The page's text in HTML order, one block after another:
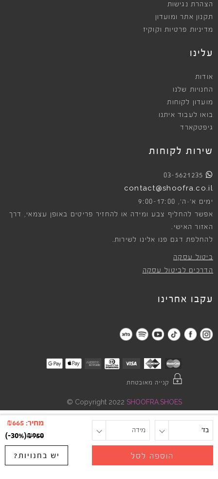
בז' מידה
מחיר: ₪665
₪950
(
-30%
)
הוספה לסל יש בחנויות?
הצהרת נגישות
תקנון אתר ומועדון
מדיניות פרטיות וקוקיז
עלינו
אודות
החנויות שלנו
מועדון לקוחות
בואו לעבוד איתנו
גיפטקארד
שירות לקוחות
03-5621235
contact@shoofra.co.il
ימים א׳-ה׳, 9:00-17:00
אפשר להחליף צבע ומידה או להחזיר פריטים באופן עצמאי, דרך
האזור האישי.
להחלפת דגם פנו אלינו לשירות.
ביטול עסקה
הדרכים לביטול עסקה
עקבו אחרינו
קנייה מאובטחת
Copyright 2022 SHOOFRA.SHOES
©